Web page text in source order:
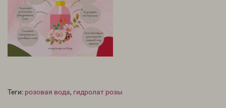
Теги: розовая вода, гидролат розы